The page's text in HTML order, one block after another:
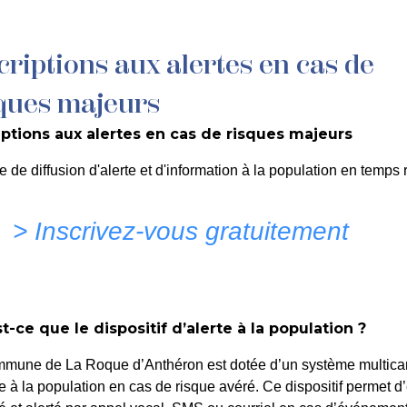
QUOTIDIEN DÉCOUVRIR LA ROQUE
marché de location
connectés –
aux alertes en cas de
majeurs
aux alertes en cas de risques majeurs
de diffusion d'alerte et d'information à la population en temps
> Inscrivez-vous gratuitement
ce que le dispositif d’alerte à la population ?
de La Roque d’Anthéron est dotée d’un système
à la population en cas de risque avéré. Ce dispositif permet